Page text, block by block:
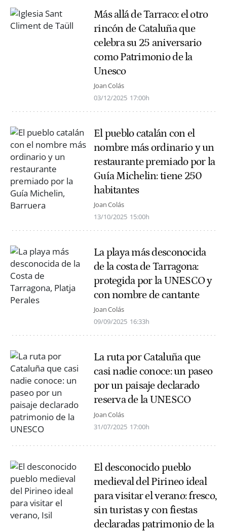
Más allá de Tarraco: el otro
rincón de Cataluña que
celebra su 25 aniversario
como Patrimonio de la
Unesco
Joan Colás
03/12/2025 17:00h
El pueblo catalán con el
nombre más ordinario y un
restaurante premiado por la
Guía Michelin: tiene 250
habitantes
Joan Colás
13/10/2025 15:00h
La playa más desconocida
de la costa de Tarragona:
protegida por la UNESCO y
con nombre de cantante
Joan Colás
09/09/2025 16:33h
La ruta por Cataluña que
casi nadie conoce: un paseo
por un paisaje declarado
reserva de la UNESCO
Joan Colás
31/07/2025 17:00h
El desconocido pueblo
medieval del Pirineo ideal
para visitar el verano: fresco,
sin turistas y con fiestas
declaradas patrimonio de la